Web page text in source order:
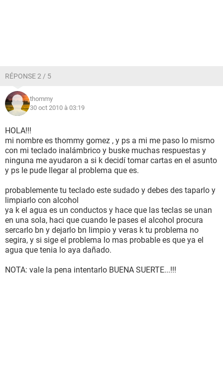
RÉPONSE 2 / 5
thommy
30 oct 2010 à 03:19
HOLA!!!
mi nombre es thommy gomez , y ps a mi me paso lo mismo
con mi teclado inalámbrico y buske muchas respuestas y
ninguna me ayudaron a si k decidí tomar cartas en el asunto
y ps le pude llegar al problema que es.
probablemente tu teclado este sudado y debes des taparlo y
limpiarlo con alcohol
ya k el agua es un conductos y hace que las teclas se unan
en una sola, haci que cuando le pases el alcohol procura
sercarlo bn y dejarlo bn limpio y veras k tu problema no
segira, y si sige el problema lo mas probable es que ya el
agua que tenia lo aya dañado.
NOTA: vale la pena intentarlo BUENA SUERTE...!!!